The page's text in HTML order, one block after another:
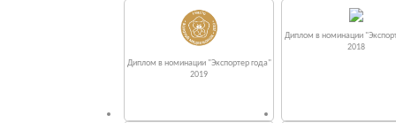
Диплом в номинации "Экспортер года"
2019
Диплом в номинации
2018